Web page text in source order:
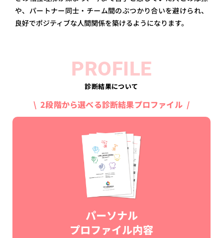
や、パートナー同士・チーム間のぶつかり合いを避けられ、
良好でポジティブな人間関係を築けるようになります。
PROFILE
診断結果について
\ 2段階から選べる診断結果プロファイル /
パーソナル
プロファイル内容